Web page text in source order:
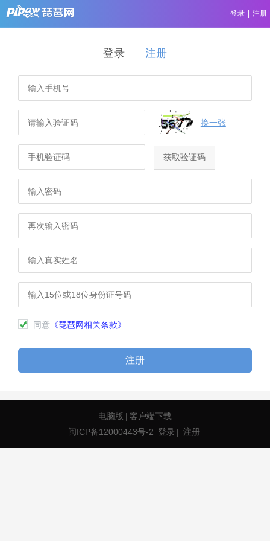
登录 注册
登录 注册
换一张
获取验证码
同意 《琵琶网相关条款》
注册
电脑版 | 客户端下载
闽ICP备12000443号-2 登录 | 注册